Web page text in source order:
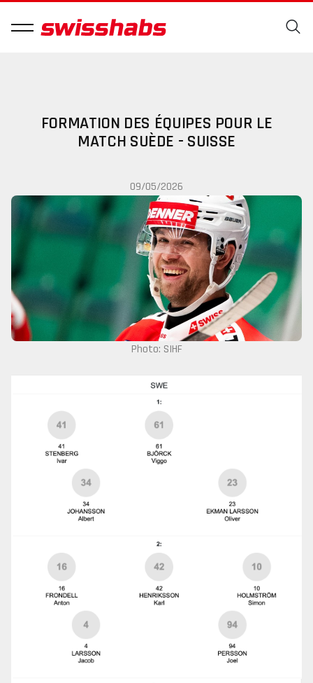
FORMATION DES ÉQUIPES POUR LE
MATCH SUÈDE - SUISSE
09/05/2026
Photo: SIHF